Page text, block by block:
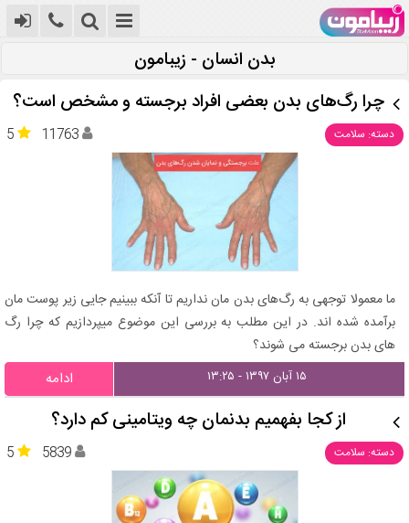
بدن انسان - زیبامون
چرا رگ‌های بدن بعضی افراد برجسته و مشخص است؟
دسته: سلامت 5 11763
ما معمولا توجهی به رگ‌های بدن مان نداریم تا آنکه ببینیم جایی زیر پوست مان
برآمده شده اند. در این مطلب به بررسی این موضوع میپردازیم که چرا رگ
های بدن برجسته می شوند؟
۱۵ آبان ۱۳۹۷ - ۱۳:۲۵ ادامه
از کجا بفهمیم بدنمان چه ویتامینی کم دارد؟
دسته: سلامت 5 5839